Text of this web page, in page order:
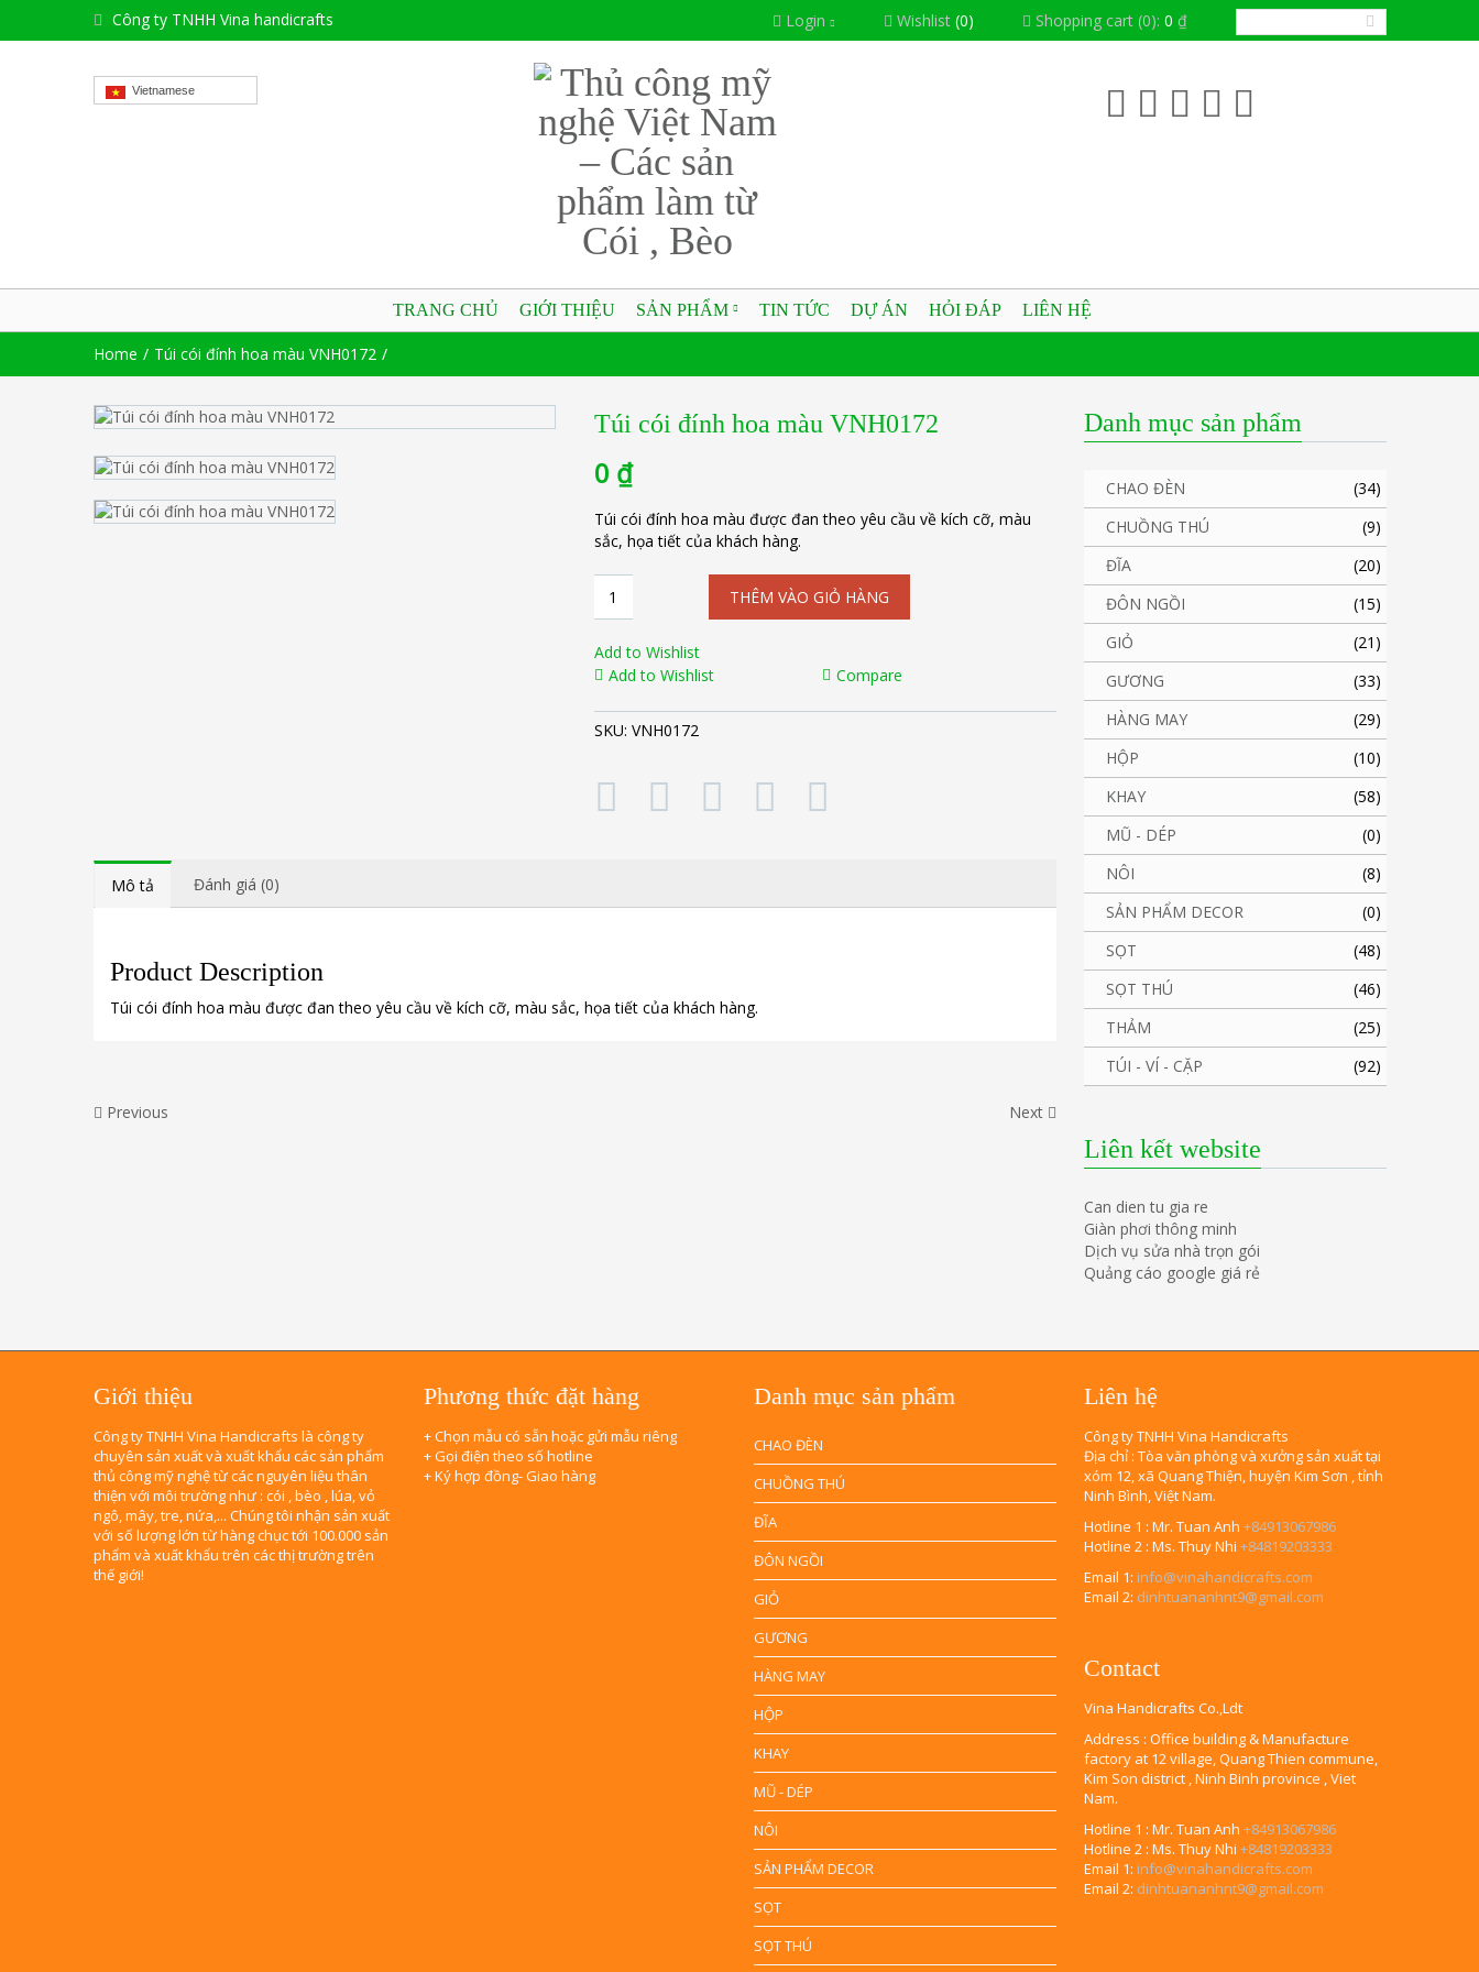
Công ty TNHH Vina handicrafts Login Wishlist (0) Shopping cart (0): 0 ₫
Vietnamese
TRANG CHỦ GIỚI THIỆU SẢN PHẨM TIN TỨC DỰ ÁN HỎI ĐÁP LIÊN HỆ
Home Túi cói đính hoa màu VNH0172
Túi cói đính hoa màu VNH0172
0 ₫
Túi cói đính hoa màu được đan theo yêu cầu về kích cỡ, màu
sắc, họa tiết của khách hàng.
cói
hoa
màu
số
lượng
THÊM VÀO GIỎ HÀNG
Add to Wishlist
Add to Wishlist
Compare
SKU: VNH0172
Mô tả Đánh giá (0)
Product Description
Túi cói đính hoa màu được đan theo yêu cầu về kích cỡ, màu sắc, họa tiết của khách hàng.
Previous Next
Danh mục sản phẩm
CHAO ĐÈN
(34)
CHUỒNG THÚ
(9)
ĐĨA
(20)
ĐÔN NGỒI
(15)
GIỎ
(21)
GƯƠNG
(33)
HÀNG MAY
(29)
HỘP
(10)
KHAY
(58)
MŨ - DÉP
(0)
NÔI
(8)
SẢN PHẨM DECOR
(0)
SỌT
(48)
SỌT THÚ
(46)
THẢM
(25)
TÚI - VÍ - CẶP
(92)
Liên kết website
Can dien tu gia re
Giàn phơi thông minh
Dịch vụ sửa nhà trọn gói
Quảng cáo google giá rẻ
Giới thiệu
Công ty TNHH Vina Handicrafts là công ty
chuyên sản xuất và xuất khẩu các sản phẩm
thủ công mỹ nghệ từ các nguyên liệu thân
thiện với môi trường như : cói , bèo , lúa, vỏ
ngô, mây, tre, nứa,... Chúng tôi nhận sản xuất
với số lượng lớn từ hàng chục tới 100.000 sản
phẩm và xuất khẩu trên các thị trường trên
thế giới!
Phương thức đặt hàng
+ Chọn mẫu có sẵn hoặc gửi mẫu riêng
+ Gọi điện theo số hotline
+ Ký hợp đồng- Giao hàng
Danh mục sản phẩm
CHAO ĐÈN
CHUỒNG THÚ
ĐĨA
ĐÔN NGỒI
GIỎ
GƯƠNG
HÀNG MAY
HỘP
KHAY
MŨ - DÉP
NÔI
SẢN PHẨM DECOR
SỌT
SỌT THÚ
Liên hệ
Công ty TNHH Vina Handicrafts
Địa chỉ : Tòa văn phòng và xưởng sản xuất tại
xóm 12, xã Quang Thiện, huyện Kim Sơn , tỉnh
Ninh Bình, Việt Nam.
Hotline 1 : Mr. Tuan Anh +84913067986
Hotline 2 : Ms. Thuy Nhi +84819203333
Email 1: info@vinahandicrafts.com
Email 2: dinhtuananhnt9@gmail.com
Contact
Vina Handicrafts Co.,Ldt
Address : Office building & Manufacture
factory at 12 village, Quang Thien commune,
Kim Son district , Ninh Binh province , Viet
Nam.
Hotline 1 : Mr. Tuan Anh +84913067986
Hotline 2 : Ms. Thuy Nhi +84819203333
Email 1: info@vinahandicrafts.com
Email 2: dinhtuananhnt9@gmail.com